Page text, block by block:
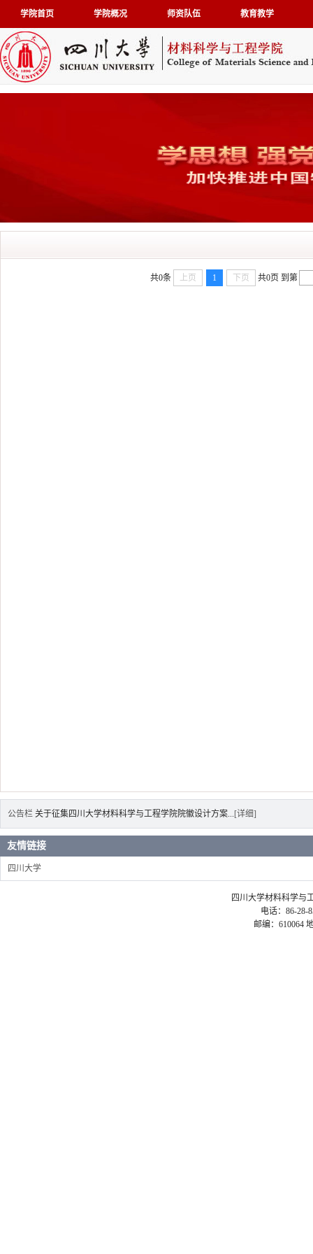
学院首页 学院概况 师资队伍 教育教学
共0条 上页 1 下页 共0页 到第
公告栏 关于征集四川大学材料科学与工程学院院徽设计方案... [详细]
友情链接
四川大学
四川大学材料科学与
电话：86-28-
邮编：610064